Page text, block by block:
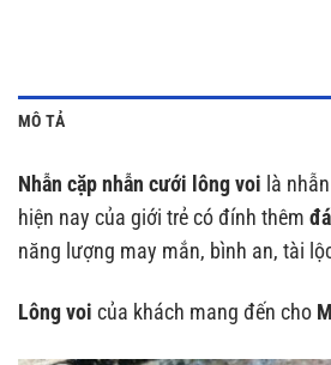
MÔ TẢ
Nhẫn cặp nhẫn cưới lông voi là
hiện nay của giới trẻ có đính thêm
năng lượng may mắn, bình an, tài
Lông voi của khách mang đến cho